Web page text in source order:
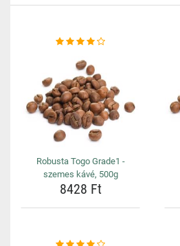
Robusta Togo Grade1 -
szemes kávé, 500g
8428 Ft